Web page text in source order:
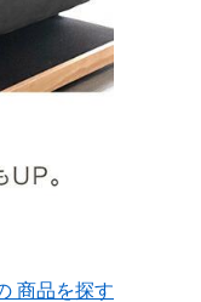
商品を探す